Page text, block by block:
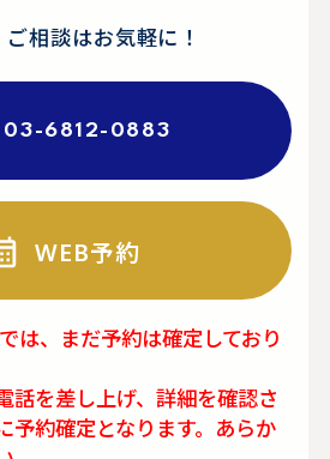
ご相談はお気軽に！
03-6812-0883
WEB予約
は、まだ予約は確定しており
話を差し上げ、詳細を確認さ
予約確定となります。あらか